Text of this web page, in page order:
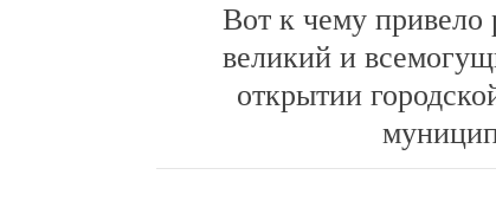
Вот к чему привело
великий и
открытии